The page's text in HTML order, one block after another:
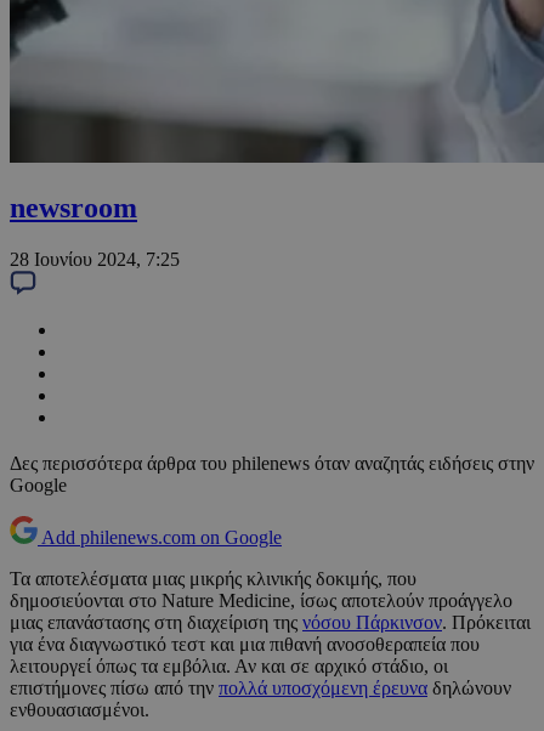
newsroom
28 Ιουνίου 2024, 7:25
Δες περισσότερα άρθρα του philenews όταν αναζητάς ειδήσεις στην
Google
Add philenews.com on Google
Τα αποτελέσματα μιας μικρής κλινικής δοκιμής, που
δημοσιεύονται στο Nature Medicine, ίσως αποτελούν προάγγελο
μιας επανάστασης στη διαχείριση της νόσου Πάρκινσον. Πρόκειται
για ένα διαγνωστικό τεστ και μια πιθανή ανοσοθεραπεία που
λειτουργεί όπως τα εμβόλια. Αν και σε αρχικό στάδιο, οι
επιστήμονες πίσω από την πολλά υποσχόμενη έρευνα δηλώνουν
ενθουασιασμένοι.